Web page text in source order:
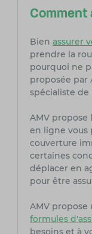
Comment
Bien assurer
prendre la
pourquoi ne
proposée par
spécialiste de
AMV
en ligne
couverture
certaines
déplacer en
pour être
AMV propose
formules
besoins et à